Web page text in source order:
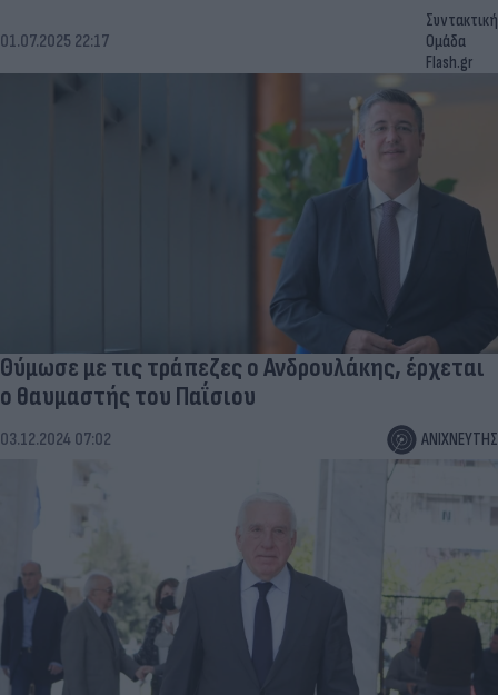
01.07.2025 22:17
Συντακτική
Ομάδα
Flash.gr
Θύμωσε με τις τράπεζες ο Ανδρουλάκης, έρχεται
ο θαυμαστής του Παΐσιου
03.12.2024 07:02 ΑΝΙΧΝΕΥΤΗΣ